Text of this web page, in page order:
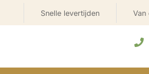
Snelle levertijden Van